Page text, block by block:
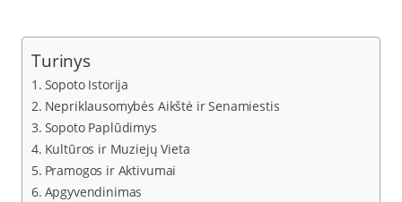
Turinys
Sopoto Istorija
Nepriklausomybės Aikštė ir Senamiestis
Sopoto Paplūdimys
Kultūros ir Muziejų Vieta
Pramogos ir Aktivumai
Apgyvendinimas